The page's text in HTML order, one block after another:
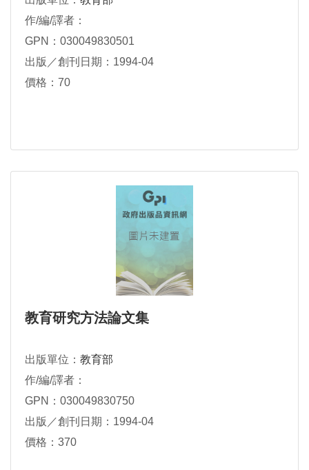
作/編/譯者：
GPN：030049830501
出版／創刊日期：1994-04
價格：70
教育研究方法論文集
出版單位： 教育部
作/編/譯者：
GPN：030049830750
出版／創刊日期：1994-04
價格：370